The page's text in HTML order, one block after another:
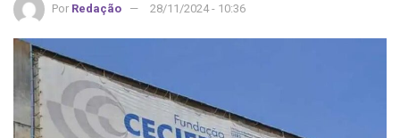
Por Redação 28/11/2024 - 10:36